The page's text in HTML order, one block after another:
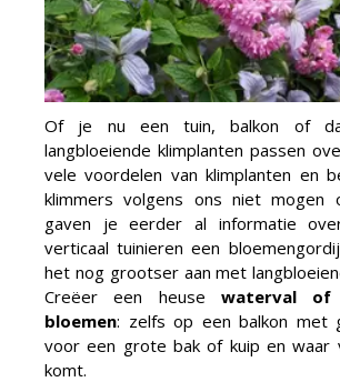
Of je nu een tuin, balkon of
langbloeiende klimplanten passen
vele voordelen van klimplanten en
klimmers volgens ons niet mogen
gaven je eerder al informatie
verticaal tuinieren een
het nog grootser aan met
Creëer een heuse waterval of
bloemen: zelfs op een balkon met
voor een grote bak of kuip en waar
komt.